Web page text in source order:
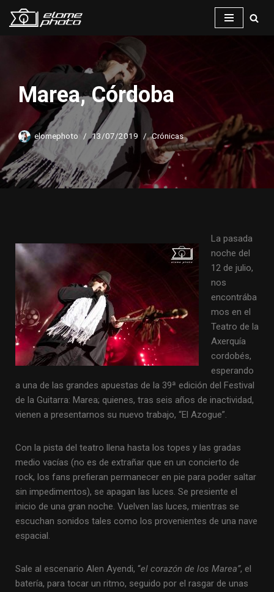
Marea, Córdoba
elomephoto 13/07/2019 Crónicas
La pasada
noche del
12 de julio,
nos
encontrába
mos en el
Teatro de la
Axerquía
cordobés,
esperando
a una de las grandes apuestas de la 39ª edición del Festival
de la Guitarra: Marea; quienes, tras seis años de inactividad,
vienen a presentarnos su nuevo trabajo, “El Azogue”.
Con la pista del teatro llena hasta los topes y las gradas
medio vacías (no es de extrañar que en un concierto de
rock, los fans prefieran permanecer en pie para poder saltar
sin impedimentos), se apagan las luces. Se presiente el
inicio de una gran noche. Vuelven las luces, mientras se
escuchan sonidos tales como los provenientes de una nave
espacial.
Sale al escenario Alen Ayendi, “el corazón de los Marea”, el
batería, para tocar un ritmo, seguido por el rasgar de unas